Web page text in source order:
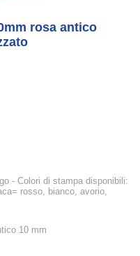
rosa antico
- Colori di stampa disponibili:
rosso, bianco, avorio,
10 mm